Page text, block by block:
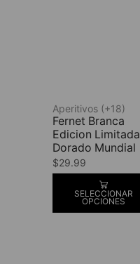
Aperitivos (+18)
Fernet Branca
Edicion Limitada
Dorado Mundial
$29.99
SELECCIONAR
OPCIONES